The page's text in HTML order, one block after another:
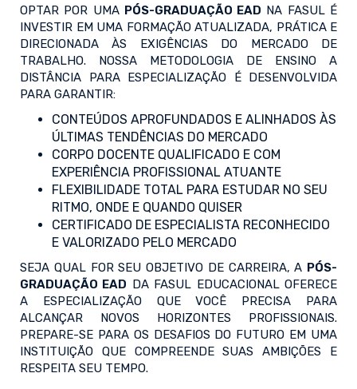
OPTAR POR UMA PÓS-GRADUAÇÃO EAD NA FASUL É
INVESTIR EM UMA FORMAÇÃO ATUALIZADA, PRÁTICA E
DIRECIONADA ÀS EXIGÊNCIAS DO MERCADO DE
TRABALHO. NOSSA METODOLOGIA DE ENSINO A
DISTÂNCIA PARA ESPECIALIZAÇÃO É DESENVOLVIDA
PARA GARANTIR:
CONTEÚDOS APROFUNDADOS E ALINHADOS ÀS
ÚLTIMAS TENDÊNCIAS DO MERCADO
CORPO DOCENTE QUALIFICADO E COM
EXPERIÊNCIA PROFISSIONAL ATUANTE
FLEXIBILIDADE TOTAL PARA ESTUDAR NO SEU
RITMO, ONDE E QUANDO QUISER
CERTIFICADO DE ESPECIALISTA RECONHECIDO
E VALORIZADO PELO MERCADO
SEJA QUAL FOR SEU OBJETIVO DE CARREIRA, A PÓS-
GRADUAÇÃO EAD DA FASUL EDUCACIONAL OFERECE
A ESPECIALIZAÇÃO QUE VOCÊ PRECISA PARA
ALCANÇAR NOVOS HORIZONTES PROFISSIONAIS.
PREPARE-SE PARA OS DESAFIOS DO FUTURO EM UMA
INSTITUIÇÃO QUE COMPREENDE SUAS AMBIÇÕES E
RESPEITA SEU TEMPO.